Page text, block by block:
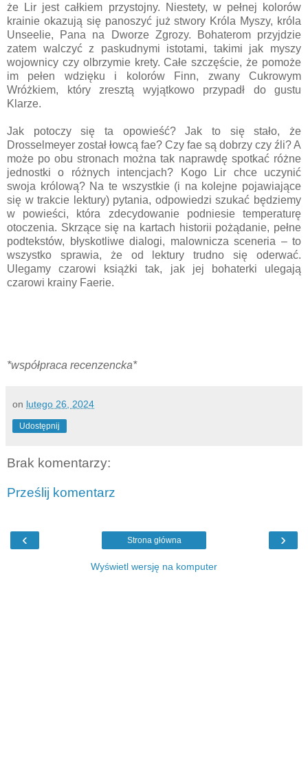
że Lir jest całkiem przystojny. Niestety, w pełnej kolorów
krainie okazują się panoszyć już stwory Króla Myszy, króla
Unseelie, Pana na Dworze Zgrozy. Bohaterom przyjdzie
zatem walczyć z paskudnymi istotami, takimi jak myszy
wojownicy czy olbrzymie krety. Całe szczęście, że pomoże
im pełen wdzięku i kolorów Finn, zwany Cukrowym
Wróżkiem, który zresztą wyjątkowo przypadł do gustu
Klarze.
Jak potoczy się ta opowieść? Jak to się stało, że
Drosselmeyer został łowcą fae? Czy fae są dobrzy czy źli? A
może po obu stronach można tak naprawdę spotkać różne
jednostki o różnych intencjach? Kogo Lir chce uczynić
swoja królową? Na te wszystkie (i na kolejne pojawiające
się w trakcie lektury) pytania, odpowiedzi szukać będziemy
w powieści, która zdecydowanie podniesie temperaturę
otoczenia. Skrzące się na kartach historii pożądanie, pełne
podtekstów, błyskotliwe dialogi, malownicza sceneria – to
wszystko sprawia, że od lektury trudno się oderwać.
Ulegamy czarowi książki tak, jak jej bohaterki ulegają
czarowi krainy Faerie.
*współpraca recenzencka*
on lutego 26, 2024
Udostępnij
Brak komentarzy:
Prześlij komentarz
‹ ›
Strona główna
Wyświetl wersję na komputer